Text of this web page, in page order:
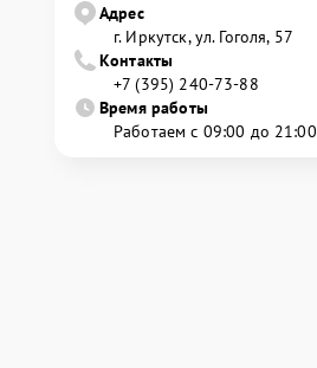
Адрес
г. Иркутск, ул. ​Гоголя, 57
Контакты
+7 (395) 240-73-88
Время работы
Работаем с 09:00 до 21:00